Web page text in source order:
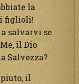
la
figlioli!
salvarvi se
il Dio
Salvezza?
il